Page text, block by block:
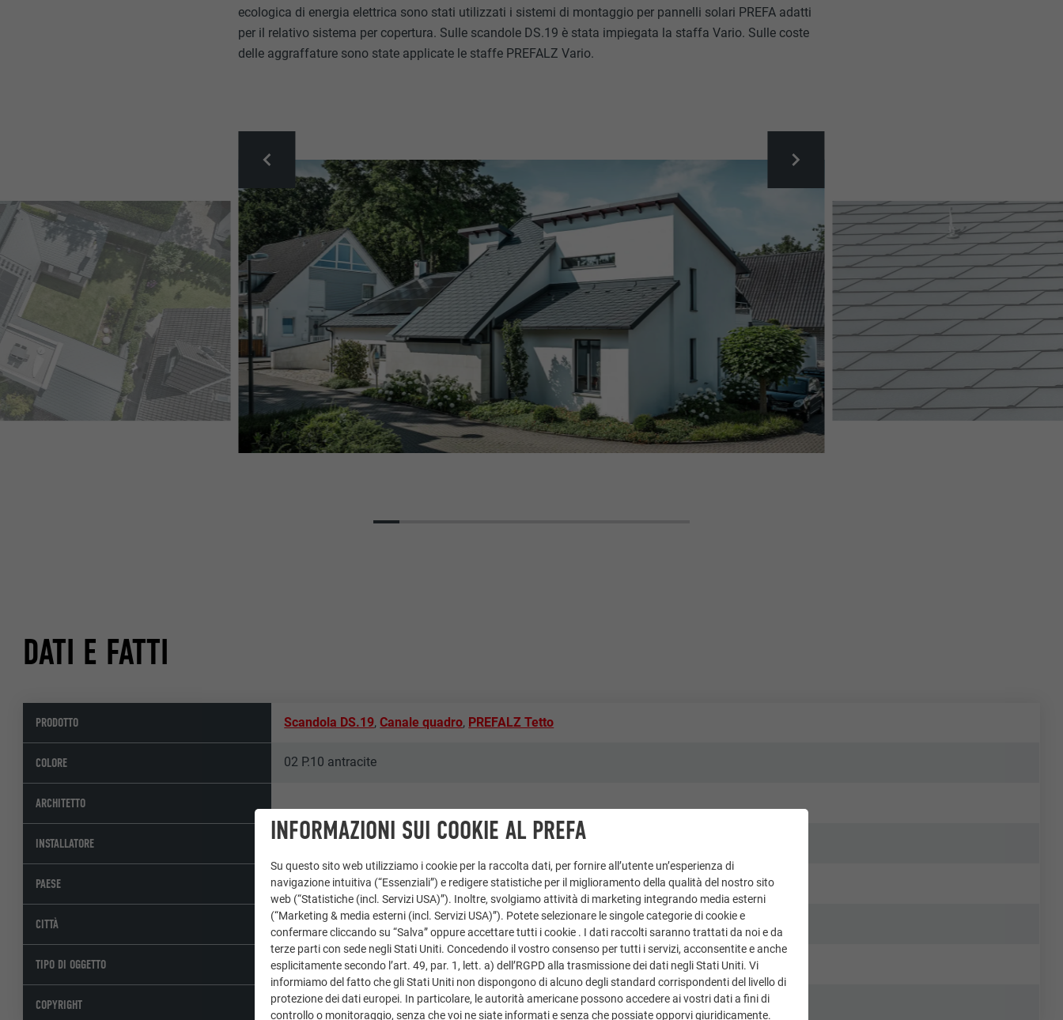
ecologica di energia elettrica sono stati utilizzati i sistemi di montaggio per pannelli solari PREFA adatti
per il relativo sistema per copertura. Sulle scandole DS.19 è stata impiegata la staffa Vario. Sulle coste
delle aggraffature sono state applicate le staffe PREFALZ Vario.
DATI E FATTI
PRODOTTO Scandola DS.19,Canale quadro, PREFALZ Tetto
COLORE 02 P.10 antracite
ARCHITETTO
INSTALLATORE Sindermann
PAESE Germania
CITTÀ Dortmund
TIPO DI OGGETTO Case unifamiliari
COPYRIGHT © PREFA | Croce & Wir
INFORMAZIONI SUI COOKIE AL PREFA
Su questo sito web utilizziamo i cookie per la raccolta dati, per fornire all’utente un’esperienza di
navigazione intuitiva (“Essenziali”) e redigere statistiche per il miglioramento della qualità del nostro sito
web (“Statistiche (incl. Servizi USA)”). Inoltre, svolgiamo attività di marketing integrando media esterni
(“Marketing & media esterni (incl. Servizi USA)”). Potete selezionare le singole categorie di cookie e
confermare cliccando su “Salva” oppure accettare tutti i cookie . I dati raccolti saranno trattati da noi e da
terze parti con sede negli Stati Uniti. Concedendo il vostro consenso per tutti i servizi, acconsentite e anche
esplicitamente secondo l’art. 49, par. 1, lett. a) dell’RGPD alla trasmissione dei dati negli Stati Uniti. Vi
informiamo del fatto che gli Stati Uniti non dispongono di alcuno degli standard corrispondenti del livello di
protezione dei dati europei. In particolare, le autorità americane possono accedere ai vostri dati a fini di
controllo o monitoraggio, senza che voi ne siate informati e senza che possiate opporvi giuridicamente.